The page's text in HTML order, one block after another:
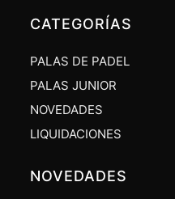
CATEGORÍAS
PALAS DE PADEL
PALAS JUNIOR
NOVEDADES
LIQUIDACIONES
NOVEDADES